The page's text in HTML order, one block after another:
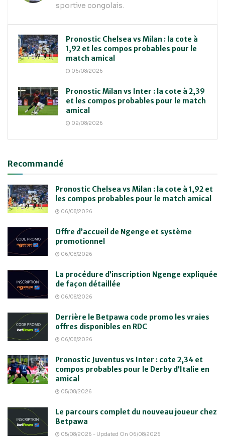
sportive congolais.
Pronostic Chelsea vs Milan : la cote à
1,92 et les compos probables pour le
match amical
06/08/2026
Pronostic Milan vs Inter : la cote à 2,39
et les compos probables pour le match
amical
02/08/2026
Recommandé
Pronostic Chelsea vs Milan : la cote à 1,92 et
les compos probables pour le match amical
06/08/2026
Offre d’accueil de Ngenge et système
promotionnel
06/08/2026
La procédure d’inscription Ngenge expliquée
de façon détaillée
06/08/2026
Derrière le Betpawa code promo les vraies
offres disponibles en RDC
06/08/2026
Pronostic Juventus vs Inter : cote 2,34 et
compos probables pour le Derby d’Italie en
amical
05/08/2026
Le parcours complet du nouveau joueur chez
Betpawa
05/08/2026 - Updated On 06/08/2026